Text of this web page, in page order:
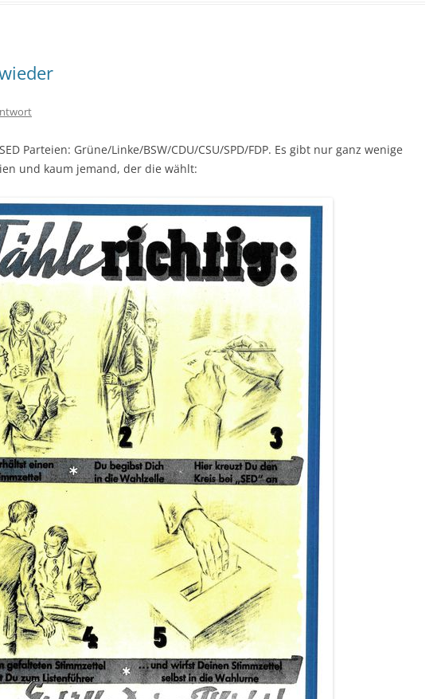
Parteien: Grüne/Linke/BSW/CDU/CSU/SPD/FDP. Es gibt nur ganz wenige
und kaum jemand, der die wählt: